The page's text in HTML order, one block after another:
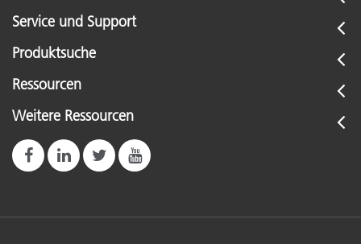
Service und Support
Produktsuche
Ressourcen
Weitere Ressourcen